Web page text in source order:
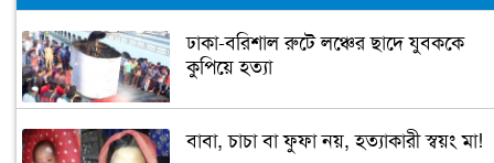
ঢাকা-বরিশাল রুটে লঞ্চের ছাদে যুবককে
কুপিয়ে হত্যা
বাবা, চাচা বা ফুফা নয়, হত্যাকারী স্বয়ং মা!